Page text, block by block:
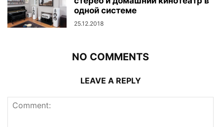
одной системе
25.12.2018
NO COMMENTS
LEAVE A REPLY